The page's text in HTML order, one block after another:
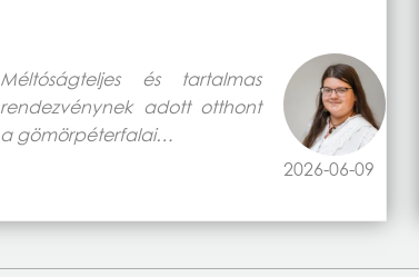
2026-06-09
Méltóságteljes és tartalmas
rendezvénynek adott otthont
a gömörpéterfalai…